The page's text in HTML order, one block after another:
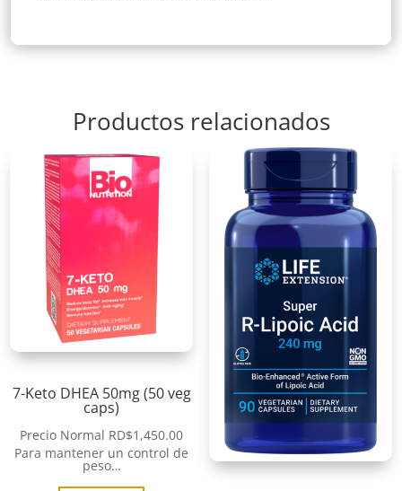
Productos relacionados
7-Keto DHEA 50mg (50 veg
caps)
Precio Normal RD$1,450.00
Para mantener un control de
peso…